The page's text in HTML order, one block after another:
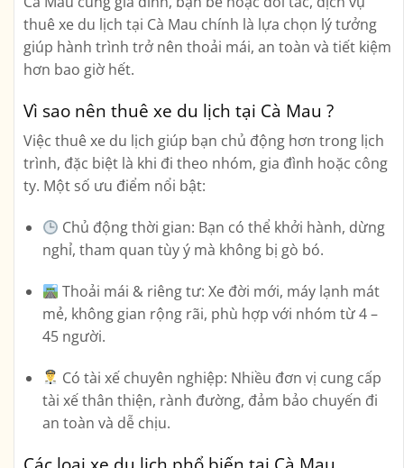
thuê xe du lịch tại Cà Mau chính là lựa chọn lý tưởng
giúp hành trình trở nên thoải mái, an toàn và tiết kiệm
hơn bao giờ hết.
Vì sao nên thuê xe du lịch tại Cà Mau ?
Việc thuê xe du lịch giúp bạn chủ động hơn trong lịch
trình, đặc biệt là khi đi theo nhóm, gia đình hoặc công
ty. Một số ưu điểm nổi bật:
Chủ động thời gian: Bạn có thể khởi hành, dừng
nghỉ, tham quan tùy ý mà không bị gò bó.
Thoải mái & riêng tư: Xe đời mới, máy lạnh mát
mẻ, không gian rộng rãi, phù hợp với nhóm từ 4 –
45 người.
Có tài xế chuyên nghiệp: Nhiều đơn vị cung cấp
tài xế thân thiện, rành đường, đảm bảo chuyến đi
an toàn và dễ chịu.